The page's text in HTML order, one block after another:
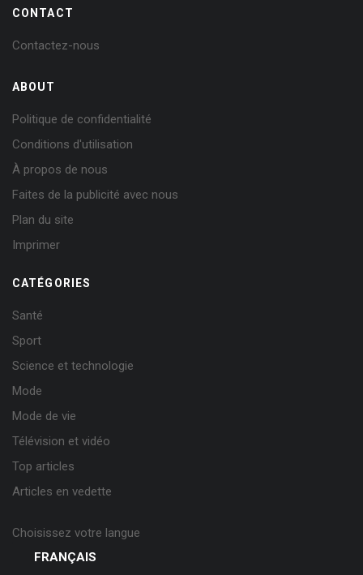
CONTACT
Contactez-nous
ABOUT
Politique de confidentialité
Conditions d'utilisation
À propos de nous
Faites de la publicité avec nous
Plan du site
Imprimer
CATÉGORIES
Santé
Sport
Science et technologie
Mode
Mode de vie
Télévision et vidéo
Top articles
Articles en vedette
Choisissez votre langue
FRANÇAIS